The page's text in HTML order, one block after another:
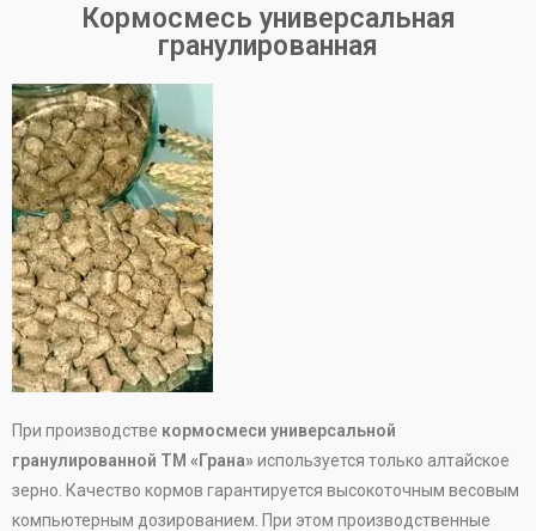
Кормосмесь универсальная
гранулированная
При производстве кормосмеси универсальной
гранулированной ТМ «Грана»используется только алтайское
зерно. Качество кормов гарантируется высокоточным весовым
компьютерным дозированием. При этом производственные